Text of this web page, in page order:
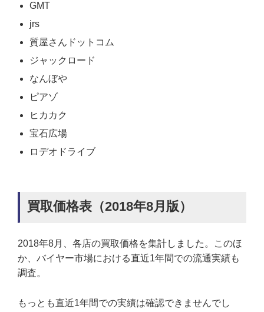
GMT
jrs
質屋さんドットコム
ジャックロード
なんぼや
ピアゾ
ヒカカク
宝石広場
ロデオドライブ
買取価格表（2018年8月版）
2018年8月、各店の買取価格を集計しました。このほ
か、バイヤー市場における直近1年間での流通実績も
調査。
もっとも直近1年間での実績は確認できませんでし